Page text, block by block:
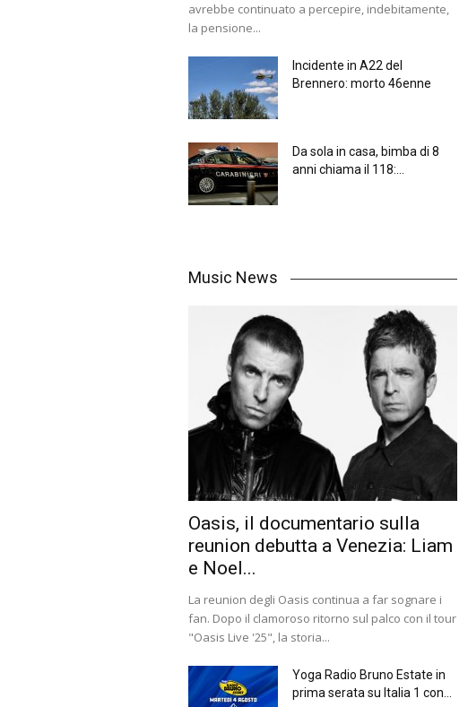
avrebbe continuato a percepire, indebitamente,
la pensione...
Incidente in A22 del
Brennero: morto 46enne
Da sola in casa, bimba di 8
anni chiama il 118:...
Music News
Oasis, il documentario sulla
reunion debutta a Venezia: Liam
e Noel...
La reunion degli Oasis continua a far sognare i
fan. Dopo il clamoroso ritorno sul palco con il tour
"Oasis Live '25", la storia...
Yoga Radio Bruno Estate in
prima serata su Italia 1 con...